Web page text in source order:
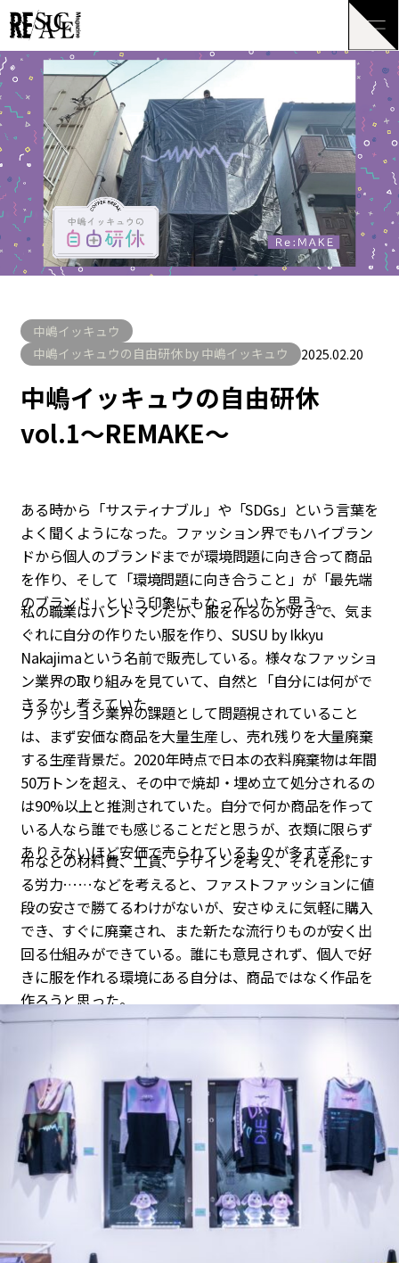
中嶋イッキュウ
中嶋イッキュウの自由研休 by 中嶋イッキュウ
2025.02.20
中嶋イッキュウの自由研休
vol.1〜REMAKE〜
ある時から「サスティナブル」や「SDGs」という言葉を
よく聞くようになった。ファッション界でもハイブラン
ドから個人のブランドまでが環境問題に向き合って商品
を作り、そして「環境問題に向き合うこと」が「最先端
のブランド」という印象にもなっていたと思う。
私の職業はバンドマンだが、服を作るのが好きで、気ま
ぐれに自分の作りたい服を作り、SUSU by Ikkyu
Nakajimaという名前で販売している。様々なファッショ
ン業界の取り組みを見ていて、自然と「自分には何がで
きるか」考えていた。
ファッション業界の課題として問題視されていること
は、まず安価な商品を大量生産し、売れ残りを大量廃棄
する生産背景だ。2020年時点で日本の衣料廃棄物は年間
50万トンを超え、その中で焼却・埋め立て処分されるの
は90%以上と推測されていた。自分で何か商品を作って
いる人なら誰でも感じることだと思うが、衣類に限らず
ありえないほど安価で売られているものが多すぎる。
布などの材料費、工賃、デザインを考え、それを形にす
る労力……などを考えると、ファストファッションに値
段の安さで勝てるわけがないが、安さゆえに気軽に購入
でき、すぐに廃棄され、また新たな流行りものが安く出
回る仕組みができている。誰にも意見されず、個人で好
きに服を作れる環境にある自分は、商品ではなく作品を
作ろうと思った。